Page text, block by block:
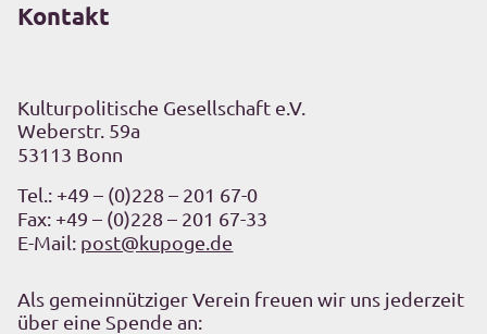
Kontakt
Kulturpolitische Gesellschaft e.V.
Weberstr. 59a
53113 Bonn
Tel.: +49 – (0)228 – 201 67-0
Fax: +49 – (0)228 – 201 67-33
E-Mail: post@kupoge.de
Als gemeinnütziger Verein freuen wir uns jederzeit
über eine Spende an: